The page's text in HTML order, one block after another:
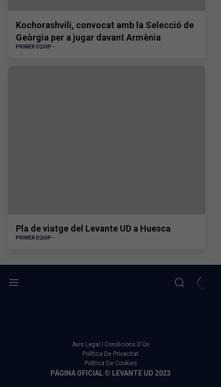
Kochorashvili, convocat amb la Selecció de
Geòrgia per a jugar davant Armènia
PRIMER EQUIP
Pla de viatge del Levante UD a Huesca
PRIMER EQUIP
Avís Legal I Condicions D'ús
Política De Privacitat
Política De Cookies
PÁGINA OFICIAL © LEVANTE UD 2023